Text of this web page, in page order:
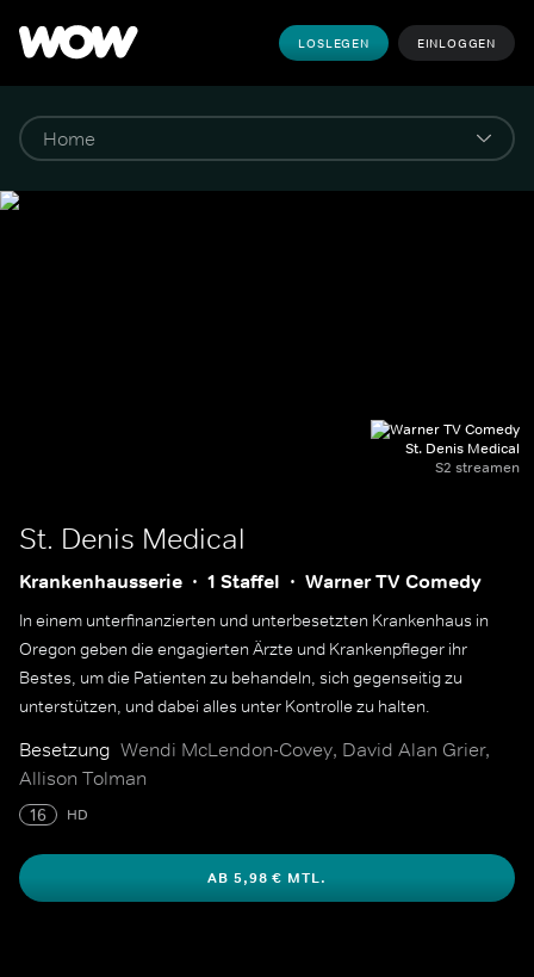
LOSLEGEN EINLOGGEN
St. Denis Medical
S2 streamen
St. Denis Medical
Krankenhausserie 1 Staffel Warner TV Comedy
In einem unterfinanzierten und unterbesetzten Krankenhaus in
Oregon geben die engagierten Ärzte und Krankenpfleger ihr
Bestes, um die Patienten zu behandeln, sich gegenseitig zu
unterstützen, und dabei alles unter Kontrolle zu halten.
Besetzung Wendi McLendon-Covey, David Alan Grier,
Allison Tolman
16 HD
AB 5,98 € MTL.